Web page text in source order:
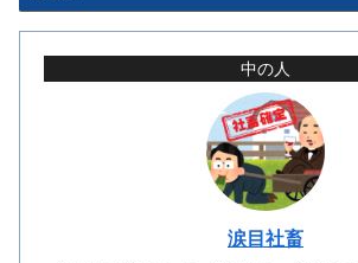
中の人
涙目社畜